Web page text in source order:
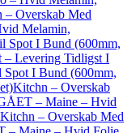
– Overskab Med
Melamin,
Spot I Bund (600mm,
Levering Tidligst I
I Bund (600mm,
Kitchn – Overskab
– Maine – Hvid
Kitchn – Overskab Med